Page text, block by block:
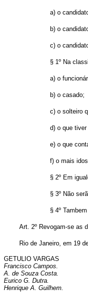
a) o
b) o
c) o
§ 1º Na
a) o
b) o casado;
c) o solteiro
d) o que
e) o que
f) o mais
§ 2º Em
§ 3º Não
§ 4º
Art. 2º Revogam-se as
Rio de Janeiro, em 19
GETULIO VARGAS
Francisco Campos.
A. de Souza Costa.
Eurico G. Dutra.
Henrique A. Guilhem.